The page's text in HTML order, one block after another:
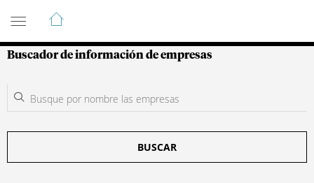
Guía de Empresas Colombianas
Buscador de información de empresas
BUSCAR